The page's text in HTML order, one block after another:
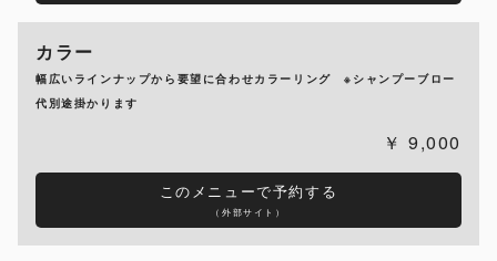
カラー
幅広いラインナップから要望に合わせカラーリング ※シャンプーブロー
代別途掛かります
9,000
このメニューで予約する
（外部サイト）